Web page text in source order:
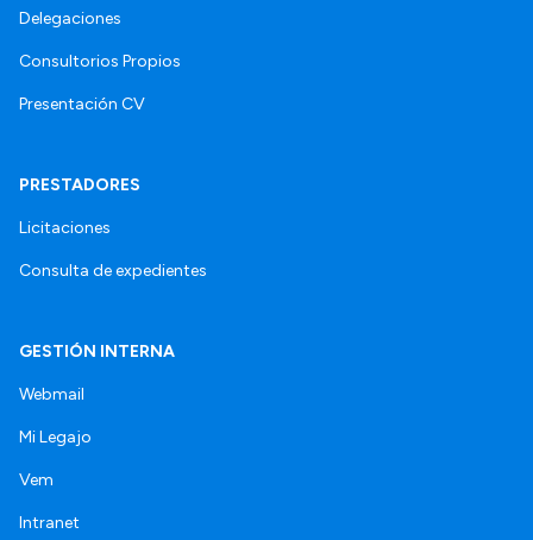
Delegaciones
Consultorios Propios
Presentación CV
PRESTADORES
Licitaciones
Consulta de expedientes
GESTIÓN INTERNA
Webmail
Mi Legajo
Vem
Intranet